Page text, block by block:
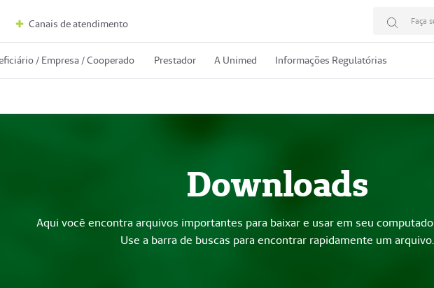
Canais de atendimento Faça
/ Empresa / Cooperado Prestador A Unimed Informações Regulatórias
Downloads
Aqui você encontra arquivos importantes para baixar e usar em seu
Use a barra de buscas para encontrar rapidamente um arquivo.